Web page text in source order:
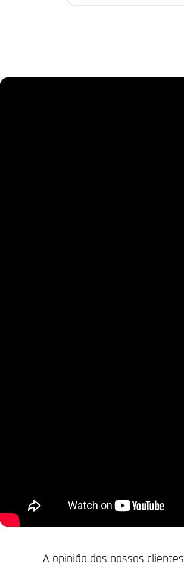
A opinião dos nossos clientes